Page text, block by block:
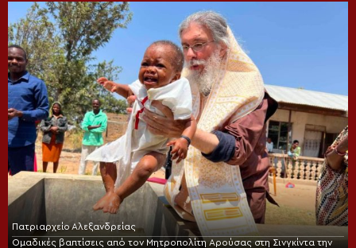
Πατριαρχείο Αλεξανδρείας
Ομαδικές βαπτίσεις από τον Μητροπολίτη Αρούσας στη Σινγκίντα την